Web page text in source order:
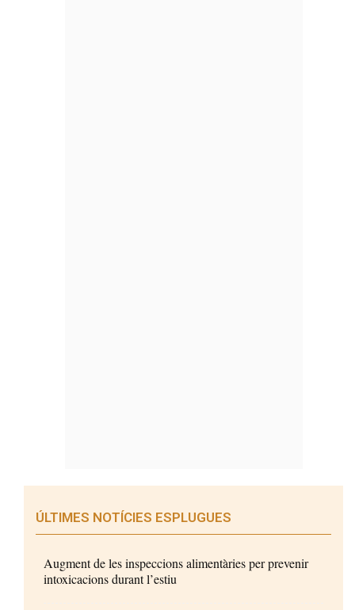
ÚLTIMES NOTÍCIES ESPLUGUES
Augment de les inspeccions alimentàries per prevenir
intoxicacions durant l’estiu